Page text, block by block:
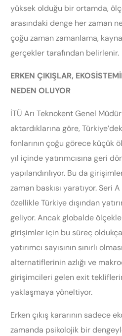
yüksek olduğu bir ortamda,
arasındaki denge her zaman
çoğu zaman zamanlama,
gerçekler tarafından belirlenir.
ERKEN ÇIKIŞLAR,
NEDEN OLUYOR
İTÜ Arı Teknokent Genel
aktardıklarına göre,
fonlarının çoğu görece küçük
yıl içinde yatırımcısına geri
yapılandırılıyor. Bu da
zaman baskısı yaratıyor. Seri
özellikle Türkiye dışından
geliyor. Ancak globalde
girişimler için bu süreç
yatırımcı sayısının sınırlı
alternatiflerinin azlığı ve
girişimcileri gelen exit
yaklaşmaya yöneltiyor.
Erken çıkış kararının sadece
zamanda psikolojik bir